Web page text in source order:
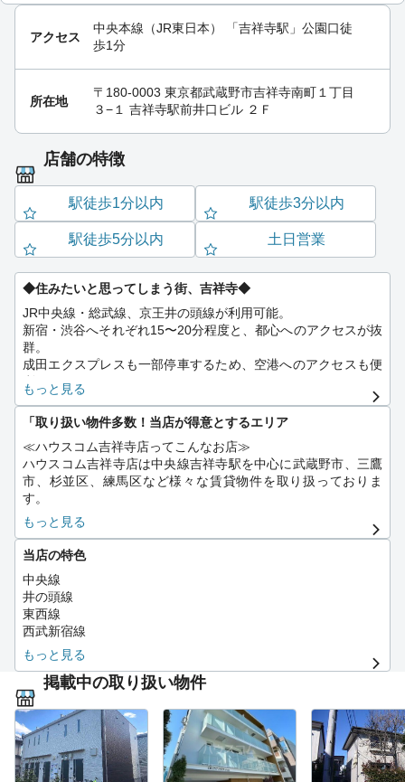
アクセス
中央本線（JR東日本） 「吉祥寺駅 」公園口徒
歩1分
所在地
〒180-0003 東京都武蔵野市吉祥寺南町１丁目
３−１ 吉祥寺駅前井口ビル ２Ｆ
店舗の特徴
駅徒歩1分以内 駅徒歩3分以内
駅徒歩5分以内 土日営業
◆住みたいと思ってしまう街、吉祥寺◆
JR中央線・総武線、京王井の頭線が利用可能。
新宿・渋谷へそれぞれ15〜20分程度と、都心へのアクセスが抜
群。
成田エクスプレスも一部停車するため、空港へのアクセスも便
利。
【商業施設と買い物スポットが充実】
駅直結の「アトレ吉祥寺」や「キラリナ京王吉祥寺」などの大
型ショッピングモール。
「吉祥寺サンロード商店街」や「ハモニカ横丁」など、個人商
店やグルメが集まる活気ある商店街。
【自然が豊か】
徒歩圏に広がる「井の頭恩賜公園」は、池、桜、ボート、動物
園などで四季を楽しめる都内屈指の自然スポット。
ピクニック、散歩、アート活動など、多様な過ごし方ができ
る。
【住みやすい街】
治安が良く、ファミリー層にも人気。
保育園・学校・病院など生活インフラも整っている。
住宅街は静かで落ち着いた雰囲気がある。
【カルチャーと個性が光る】
古着屋、雑貨店、カフェ、ライブハウスなど、個性的なお店が
多数。
「三鷹の森ジブリ美術館」や小劇場、ギャラリーなども近く、
文化的な魅力が強い。
「都会的な便利さ」と「自然・カルチャーのゆとり」が絶妙に
融合した街です。
もっと見る
「取り扱い物件多数！当店が得意とするエリア
≪ハウスコム吉祥寺店ってこんなお店≫
ハウスコム吉祥寺店は中央線吉祥寺駅を中心に武蔵野市、三鷹
市、杉並区、練馬区など様々な賃貸物件を取り扱っておりま
す。
「お客様とイメージを共有し、楽しくお部屋を探し」をモット
ーに幅広い物件情報から理想のお部屋をご紹介させていただき
ます。
初めてのお部屋探しの方から引越の達人まで、シングルからフ
ァミリーまで安心して当店にお任せください。
スタッフ一同、心よりご来店お待ちしております。
もっと見る
当店の特色
中央線
井の頭線
東西線
西武新宿線
京王線
特に武蔵野市、三鷹市、杉並区、練馬区は任せてください！
もっと見る
掲載中の取り扱い物件